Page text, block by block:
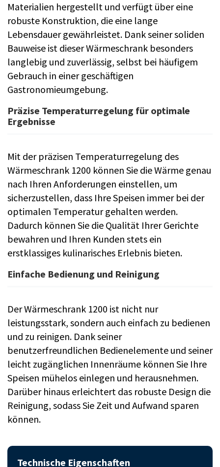
Materialien hergestellt und verfügt über eine
robuste Konstruktion, die eine lange
Lebensdauer gewährleistet. Dank seiner soliden
Bauweise ist dieser Wärmeschrank besonders
langlebig und zuverlässig, selbst bei häufigem
Gebrauch in einer geschäftigen
Gastronomieumgebung.
Präzise Temperaturregelung für optimale
Ergebnisse
Mit der präzisen Temperaturregelung des
Wärmeschrank 1200 können Sie die Wärme genau
nach Ihren Anforderungen einstellen, um
sicherzustellen, dass Ihre Speisen immer bei der
optimalen Temperatur gehalten werden.
Dadurch können Sie die Qualität Ihrer Gerichte
bewahren und Ihren Kunden stets ein
erstklassiges kulinarisches Erlebnis bieten.
Einfache Bedienung und Reinigung
Der Wärmeschrank 1200 ist nicht nur
leistungsstark, sondern auch einfach zu bedienen
und zu reinigen. Dank seiner
benutzerfreundlichen Bedienelemente und seiner
leicht zugänglichen Innenräume können Sie Ihre
Speisen mühelos einlegen und herausnehmen.
Darüber hinaus erleichtert das robuste Design die
Reinigung, sodass Sie Zeit und Aufwand sparen
können.
Technische Eigenschaften